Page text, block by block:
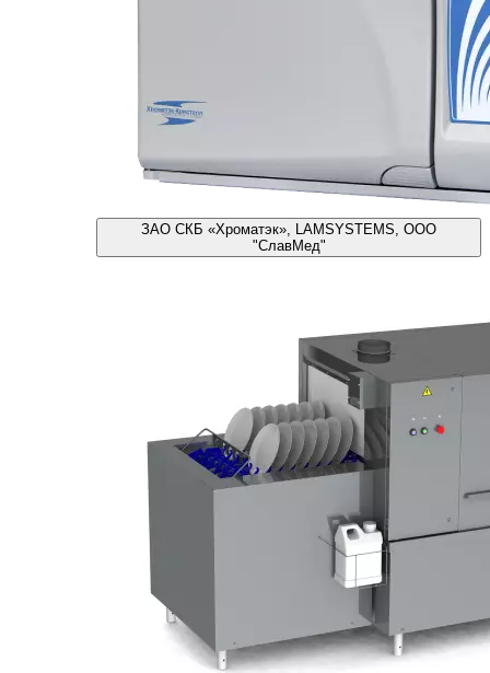
ЗАО СКБ «Хроматэк», LAMSYSTEMS, ООО
"СлавМед"